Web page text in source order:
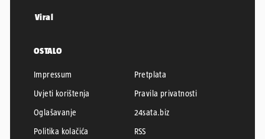
Viral
OSTALO
Impressum
Pretplata
Uvjeti korištenja
Pravila privatnosti
Oglašavanje
24sata.biz
Politika kolačića
RSS